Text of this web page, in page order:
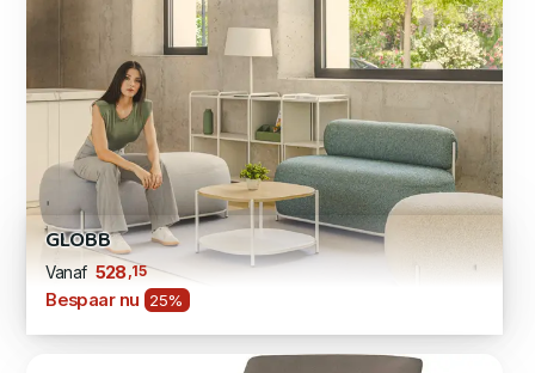
GLOBB
Vanaf 528 ,15
Bespaar nu 25%